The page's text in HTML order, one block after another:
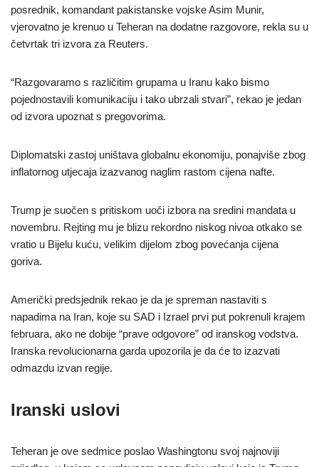
posrednik, komandant pakistanske vojske Asim Munir,
vjerovatno je krenuo u Teheran na dodatne razgovore, rekla su u
četvrtak tri izvora za Reuters.
“Razgovaramo s različitim grupama u Iranu kako bismo
pojednostavili komunikaciju i tako ubrzali stvari”, rekao je jedan
od izvora upoznat s pregovorima.
Diplomatski zastoj uništava globalnu ekonomiju, ponajviše zbog
inflatornog utjecaja izazvanog naglim rastom cijena nafte.
Trump je suočen s pritiskom uoči izbora na sredini mandata u
novembru. Rejting mu je blizu rekordno niskog nivoa otkako se
vratio u Bijelu kuću, velikim dijelom zbog povećanja cijena
goriva.
Američki predsjednik rekao je da je spreman nastaviti s
napadima na Iran, koje su SAD i Izrael prvi put pokrenuli krajem
februara, ako ne dobije “prave odgovore” od iranskog vodstva.
Iranska revolucionarna garda upozorila je da će to izazvati
odmazdu izvan regije.
Iranski uslovi
Teheran je ove sedmice poslao Washingtonu svoj najnoviji